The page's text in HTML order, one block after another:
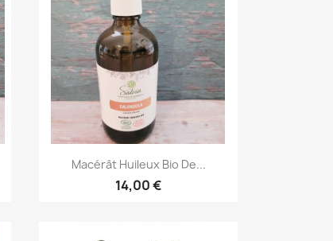
Aperçu rapide
Macérât Huileux Bio De...
14,00 €